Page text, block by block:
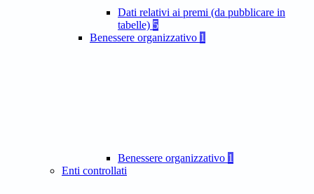
Dati relativi ai premi (da pubblicare in
tabelle) 5
Benessere organizzativo 1
Benessere organizzativo 1
Enti controllati